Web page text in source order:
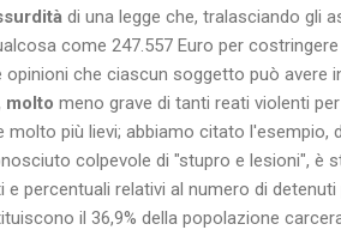
di una legge che, tralasciando gli
come 247.557 Euro per
che ciascun soggetto può avere
molto meno grave di tanti reati violenti
più lievi; abbiamo citato l'esempio,
colpevole di "stupro e lesioni", è
percentuali relativi al numero di
il 36,9% della popolazione